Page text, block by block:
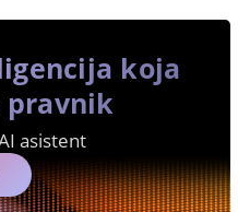
koja
pravnik
asistent